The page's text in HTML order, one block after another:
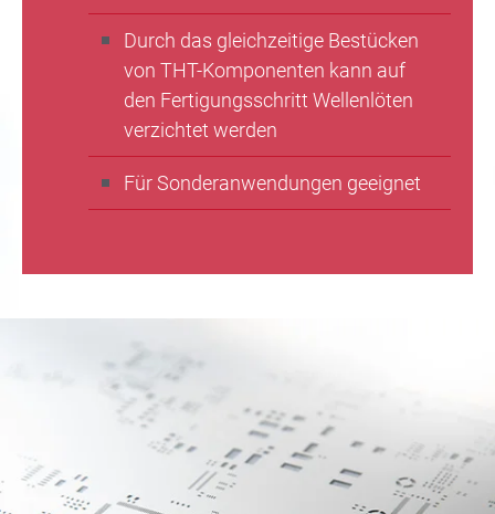
Durch das gleichzeitige Bestücken
von THT-Komponenten kann auf
den Fertigungsschritt Wellenlöten
verzichtet werden
Für Sonderanwendungen geeignet